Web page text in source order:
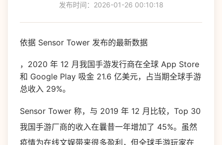
发布时间：2026-01-26 00:10:18
依据 Sensor Tower 发布的最新数据
，2020 年 12 月我国手游发行商在全球 App Store
和 Google Play 吸金 21.6 亿美元，占当期全球手游
总收入 29%。
Sensor Tower 称，与 2019 年 12 月比较，Top 30
我国手游厂商的收入在曩昔一年增加了 45%。虽然
疫情为在线文娱带来很多盈利，但全球手游玩家在